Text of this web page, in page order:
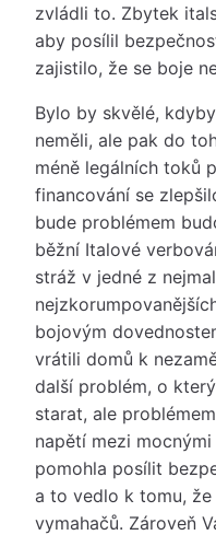
zvládli to. Zbytek
aby posílil
zajistilo, že se boje
Bylo by skvělé,
neměli, ale pak do
méně legálních toků
financování se
bude problémem
běžní Italové
stráž v jedné z
bojovým
vrátili domů k
další problém, o
starat, ale
napětí mezi
pomohla posílit
a to vedlo k tomu,
vymahačů. Zároveň